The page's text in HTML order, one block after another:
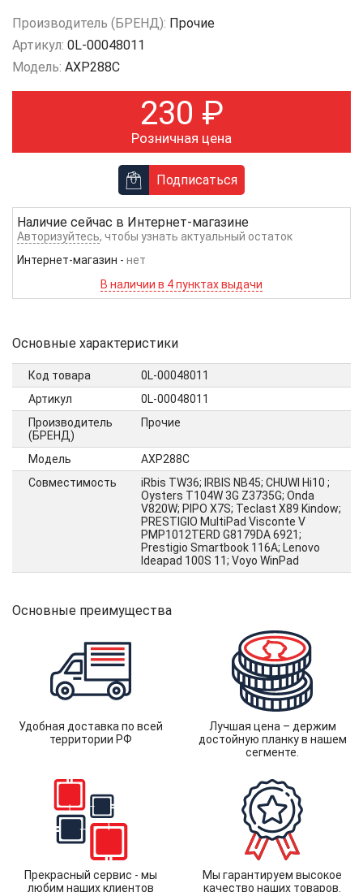
Производитель (БРЕНД): Прочие
Артикул: 0L-00048011
Модель: AXP288C
230 ₽
Розничная цена
Подписаться
Наличие сейчас в Интернет-магазине
Авторизуйтесь, чтобы узнать актуальный остаток
Интернет-магазин - нет
В наличии в 4 пунктах выдачи
Основные характеристики
Код товара
0L-00048011
Артикул
0L-00048011
Производитель
(БРЕНД)
Прочие
Модель
AXP288C
Совместимость
iRbis TW36; IRBIS NB45; CHUWI Hi10 ;
Oysters T104W 3G Z3735G; Onda
V820W; PIPO X7S; Teclast X89 Kindow;
PRESTIGIO MultiPad Visconte V
PMP1012TERD G8179DA 6921;
Prestigio Smartbook 116A; Lenovo
Ideapad 100S 11; Voyo WinPad
Основные преимущества
Удобная доставка по всей
территории РФ
Лучшая цена – держим
достойную планку в нашем
сегменте.
Прекрасный сервис - мы
любим наших клиентов
Мы гарантируем высокое
качество наших товаров.